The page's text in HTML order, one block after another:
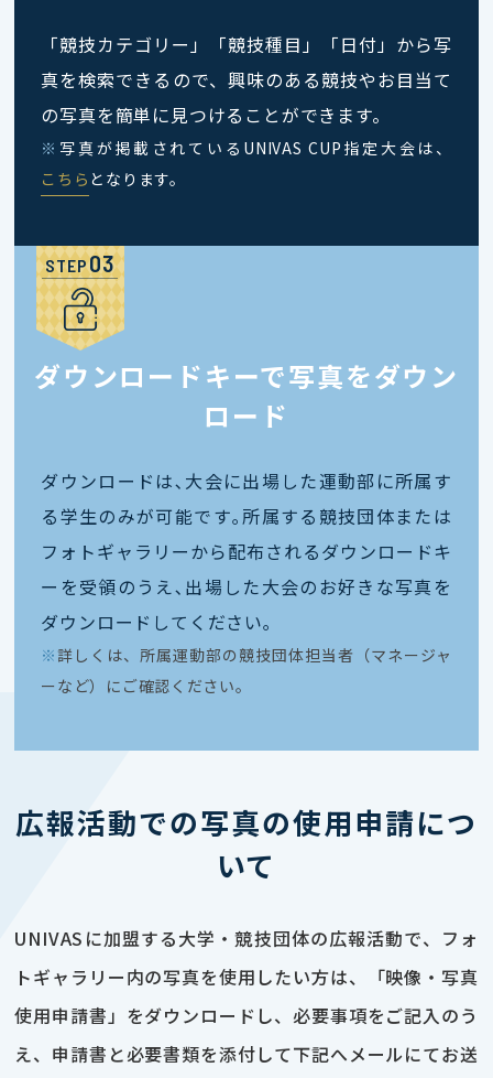
「競技カテゴリー」「競技種目」「日付」から写
真を検索できるので、興味のある競技やお目当て
の写真を簡単に見つけることができます。
※ 写真が掲載されているUNIVAS CUP指定大会は、
こちら となります。
STEP
ダウンロードキーで写真をダウン
ロード
ダウンロードは､大会に出場した運動部に所属す
る学生のみが可能です｡所属する競技団体または
フォトギャラリーから配布されるダウンロードキ
ーを受領のうえ､出場した大会のお好きな写真を
ダウンロードしてください｡
※ 詳しくは、所属運動部の競技団体担当者（マネージャ
ーなど）にご確認ください。
広報活動での写真の使用申請につ
いて
UNIVASに加盟する大学・競技団体の広報活動で、フォ
トギャラリー内の写真を使用したい方は、「映像・写真
使用申請書」をダウンロードし、必要事項をご記入のう
え、申請書と必要書類を添付して下記へメールにてお送